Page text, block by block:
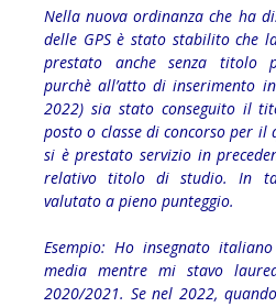
Nella nuova ordinanza che ha
delle GPS è stato stabilito che
prestato anche senza titolo
purchè all’atto di inserimento
2022) sia stato conseguito il
posto o classe di concorso per il
si è prestato servizio in
relativo titolo di studio. In
valutato a pieno punteggio.
Esempio: Ho insegnato
media mentre mi stavo
2020/2021. Se nel 2022,